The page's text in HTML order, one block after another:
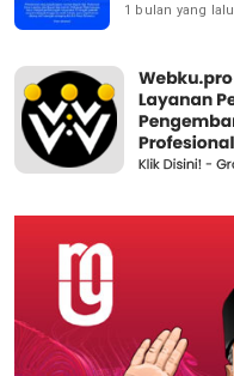
1 bulan yang lalu